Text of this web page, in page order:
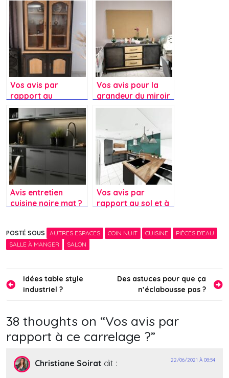
Vos avis par
rapport au
relooking de ce
meuble ?
Vos avis pour la
grandeur du miroir
par rapport à mon
Avis entretien
cuisine noire mat ?
Vos avis par
rapport au sol et à
POSTÉ SOUS AUTRES ESPACES COIN NUIT CUISINE
PIÈCES D'EAU
SALLE À MANGER
SALON
Navigation
Idées table style
industriel ?
Des astuces pour que ça
n’éclabousse pas ?
38 thoughts on “Vos avis par
rapport à ce carrelage ?”
Christiane Soirat dit : 22/06/2021 À 08:54